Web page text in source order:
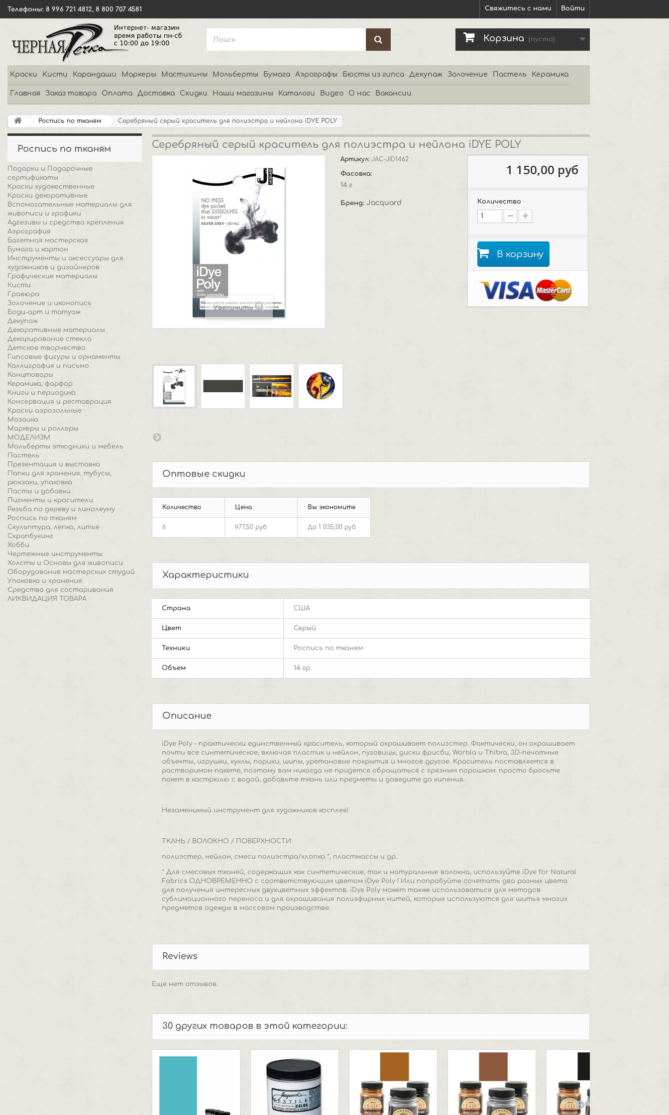
Войти
Свяжитесь с нами
Телефоны: 8 996 721 4812, 8 800 707 4581
Корзина (пусто)
Краски Кисти Карандаши Маркеры Мастихины Мольберты Бумага Аэрографы Бюсты из гипса Декупаж Золочение Пастель Керамика
Главная Заказ товара Оплата Доставка Скидки Наши магазины Каталоги Видео О нас Вакансии
Роспись по тканям Серебряный серый краситель для полиэстра и нейлона iDYE POLY
Роспись по тканям
Подарки и Подарочные
сертификаты
Краски художественные
Краски декоративные
Вспомогательные материалы для
живописи и графики
Адгезивы и средства крепления
Аэрография
Багетная мастерская
Бумага и картон
Инструменты и аксессуары для
художников и дизайнеров
Графические материалы
Кисти
Гравюра
Золочение и иконопись
Боди-арт и татуаж
Декупаж
Декоративные материалы
Декорирование стекла
Детское творчество
Гипсовые фигуры и орнаменты
Каллиграфия и письмо
Канцтовары
Керамика, фарфор
Книги и периодика
Консервация и реставрация
Краски аэрозольные
Мозаика
Маркеры и роллеры
МОДЕЛИЗМ
Мольберты этюдники и мебель
Пастель
Презентация и выставка
Папки для хранения, тубусы,
рюкзаки, упаковка
Пасты и добавки
Пигменты и красители
Резьба по дереву и линолеуму
Роспись по тканям
Скульптура, лепка, литье
Скрапбукинг
Хобби
Чертежные инструменты
Холсты и Основы для живописи
Оборудование мастерских студий
Упаковка и хранение
Средства для состаривания
ЛИКВИДАЦИЯ ТОВАРА
Серебряный серый краситель для полиэстра и нейлона iDYE POLY
Увеличить
Артикул:JAC-JID1462
Фасовка:
14 г
Бренд:Jacquard
1 150,00 руб
Количество
В корзину
Оптовые скидки
Количество Цена Вы экономите
6 977,50 руб До 1 035,00 руб
Характеристики
Страна США
Цвет Серый
Техники Роспись по тканям
Объем 14 гр.
Описание
iDye Poly - практически единственный краситель, который окрашивает полиэстер. Фактически, он окрашивает
почти все синтетическое, включая пластик и нейлон, пуговицы, диски фрисби, Worbla и Thibra, 3D-печатные
объекты, игрушки, куклы, парики, шипы, уретановые покрытия и многое другое. Краситель поставляется в
растворимом пакете, поэтому вам никогда не придется обращаться с грязным порошком: просто бросьте
пакет в кастрюлю с водой, добавьте ткань или предметы и доведите до кипения.
Незаменимый инструмент для художников косплея!
ТКАНЬ / ВОЛОКНО / ПОВЕРХНОСТИ
полиэстер, нейлон, смеси полиэстра/хлопка *, пластмассы и др.
* Для смесовых тканей, содержащих как синтетические, так и натуральные волокна, используйте iDye for Natural
Fabrics ОДНОВРЕМЕННО с соответствующим цветом iDye Poly ! Или попробуйте сочетать два разных цвета
для получения интересных двухцветных эффектов. iDye Poly может также использоваться для методов
сублимационного переноса и для окрашивания полиэфирных нитей, которые используются для шитья многих
предметов одежды в массовом производстве.
Reviews
Еще нет отзывов.
30 других товаров в этой категории: